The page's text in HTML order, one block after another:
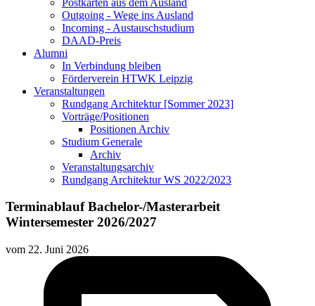
Outgoing - Wege ins Ausland
Incoming - Austauschstudium
DAAD-Preis
Alumni
In Verbindung bleiben
Förderverein HTWK Leipzig
Veranstaltungen
Rundgang Architektur [Sommer 2023]
Vorträge/Positionen
Positionen Archiv
Studium Generale
Archiv
Veranstaltungsarchiv
Rundgang Architektur WS 2022/2023
Terminablauf Bachelor-/Masterarbeit
Wintersemester 2026/2027
vom 22. Juni 2026